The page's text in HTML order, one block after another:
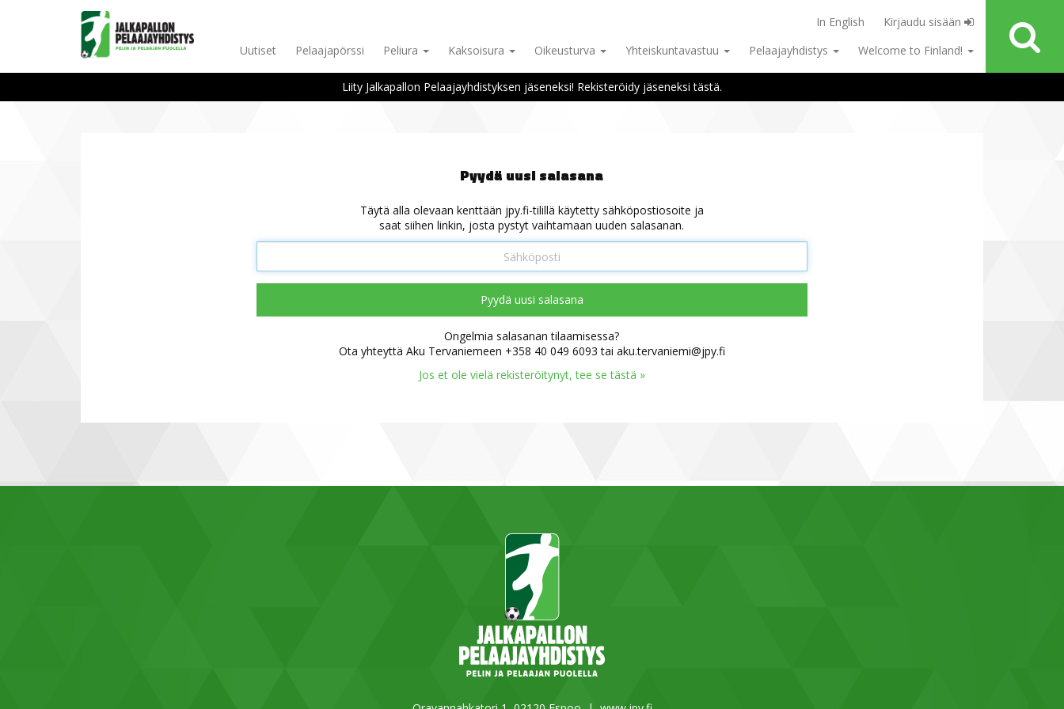
In English
Kirjaudu sisään
Uutiset
Pelaajapörssi Peliura Kaksoisura Oikeusturva Yhteiskuntavastuu Pelaajayhdistys Welcome to Finland!
Liity Jalkapallon Pelaajayhdistyksen jäseneksi! Rekisteröidy jäseneksi tästä.
Pyydä uusi salasana
Täytä alla olevaan kenttään jpy.fi-tilillä käytetty sähköpostiosoite ja
saat siihen linkin, josta pystyt vaihtamaan uuden salasanan.
Pyydä uusi salasana
Ongelmia salasanan tilaamisessa?
Ota yhteyttä Aku Tervaniemeen +358 40 049 6093 tai aku.tervaniemi@jpy.fi
Jos et ole vielä rekisteröitynyt, tee se tästä »